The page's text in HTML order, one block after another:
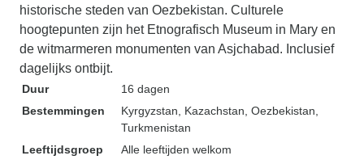
historische steden van Oezbekistan. Culturele
hoogtepunten zijn het Etnografisch Museum in Mary en
de witmarmeren monumenten van Asjchabad. Inclusief
dagelijks ontbijt.
Duur
16 dagen
Bestemmingen
Kyrgyzstan , Kazachstan , Oezbekistan
Turkmenistan
Leeftijdsgroep
Alle leeftijden welkom